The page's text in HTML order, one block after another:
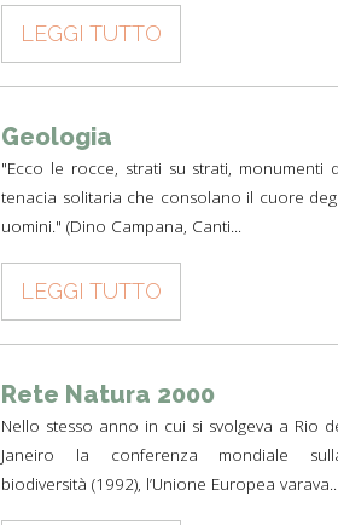
LEGGI TUTTO
Geologia
"Ecco le rocce, strati su strati, monumenti
tenacia solitaria che consolano il cuore
uomini." (Dino Campana, Canti...
LEGGI TUTTO
Rete Natura 2000
Nello stesso anno in cui si svolgeva a Rio
Janeiro la conferenza mondiale
biodiversità (1992), l’Unione Europea